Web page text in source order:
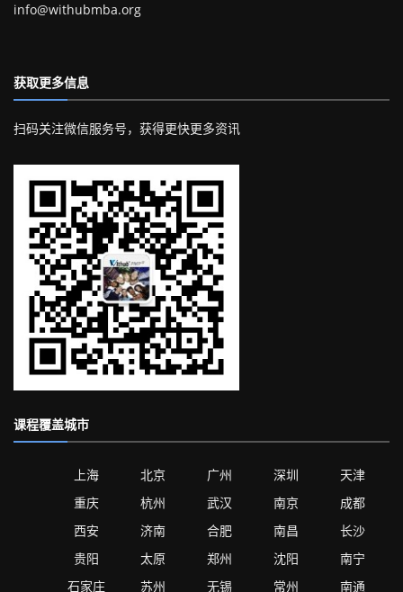
info@withubmba.org
获取更多信息
扫码关注微信服务号，获得更快更多资讯
课程覆盖城市
上海 北京 广州 深圳
天津
重庆
杭州 武汉 南京
成都
西安
济南 合肥 南昌
长沙
贵阳
太原 郑州 沈阳
南宁
石家庄
苏州 无锡 常州 南通